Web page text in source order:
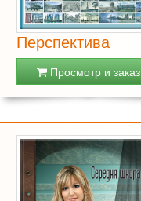
Перспектива
Просмотр и заказ